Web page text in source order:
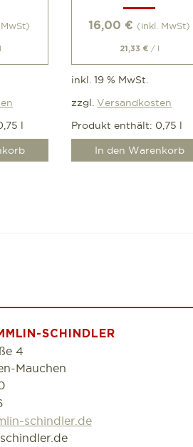
l
16,00 € (inkl. MwSt)
21,33 € /
inkl. 19 % MwSt.
zzgl.Versandkosten
Produkt enthält: 0,75 l
In den Warenkorb
SCHINDLER
4
Mauchen
schindler.de